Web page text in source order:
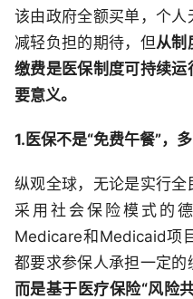
该由政府全额买单，个
减轻负担的期待，但从制
缴费是医保制度可持续
要意义。
1.医保不是“免费午餐”，
纵观全球，无论是实行
采用社会保险模式的
Medicare和Medicaid项
都要求参保人承担一定的
而是基于医疗保险“风险